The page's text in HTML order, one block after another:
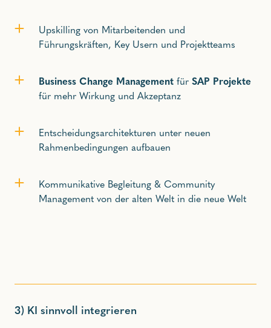
Upskilling von Mitarbeitenden und
Führungskräften, Key Usern und Projektteams
Business Change Management für SAP Projekte
für mehr Wirkung und Akzeptanz
Entscheidungsarchitekturen unter neuen
Rahmenbedingungen aufbauen
Kommunikative Begleitung & Community
Management von der alten Welt in die neue Welt
3) KI sinnvoll integrieren